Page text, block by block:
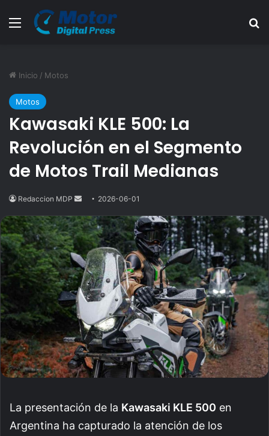
Menú
Inicio / Motos
Motos
Kawasaki KLE 500: La
Revolución en el Segmento
de Motos Trail Medianas
Redaccion MDP
Send
email
2026-06-01
La presentación de la Kawasaki KLE 500 en
Argentina ha capturado la atención de los